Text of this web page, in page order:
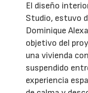
El diseño
Studio, estuvo
Dominique
objetivo del
una vivienda
suspendido
experiencia